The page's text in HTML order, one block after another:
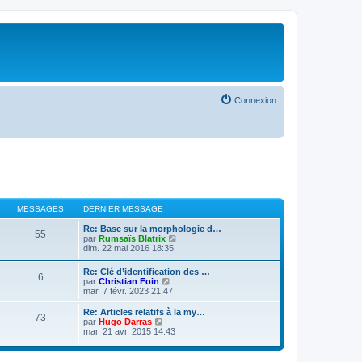
Connexion
MESSAGES DERNIER MESSAGE
55
Re: Base sur la morphologie d…
par Rumsaïs Blatrix
l
e
r
e
r
dim. 22 mai 2016 18:35
6
Re: Clé d’identification des …
par Christian Foin
o
i
r
e
e
mar. 7 févr. 2023 21:47
73
Re: Articles relatifs à la my…
par Hugo Darras
o
r
mar. 21 avr. 2015 14:43